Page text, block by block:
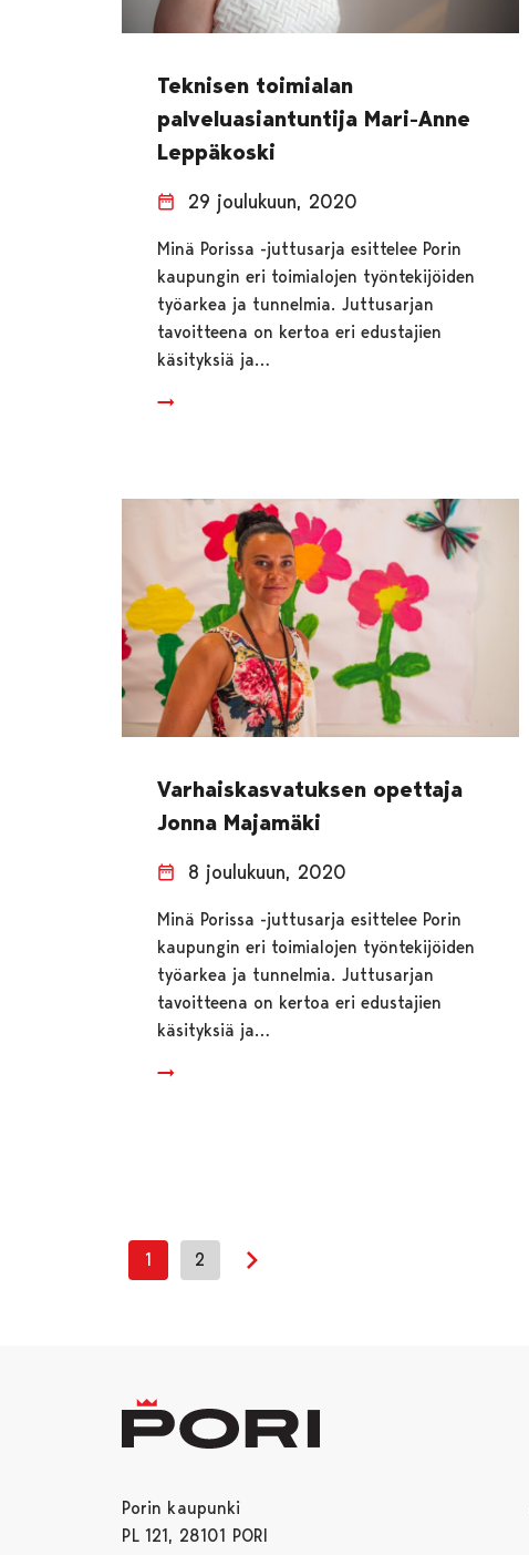
Teknisen toimialan
palveluasiantuntija Mari-Anne
Leppäkoski
29 joulukuun, 2020
Minä Porissa -juttusarja esittelee Porin
kaupungin eri toimialojen työntekijöiden
työarkea ja tunnelmia. Juttusarjan
tavoitteena on kertoa eri edustajien
käsityksiä ja…
Varhaiskasvatuksen opettaja
Jonna Majamäki
8 joulukuun, 2020
Minä Porissa -juttusarja esittelee Porin
kaupungin eri toimialojen työntekijöiden
työarkea ja tunnelmia. Juttusarjan
tavoitteena on kertoa eri edustajien
käsityksiä ja…
1 2
Seuraava sivu
Porin kaupunki
PL 121, 28101 PORI